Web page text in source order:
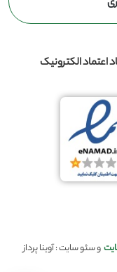
اعتماد الکترونیک
و سئو سایت : آوینا پرداز